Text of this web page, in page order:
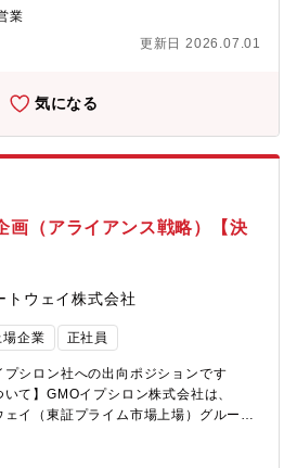
質的に向き合う関係構築型の仕事を求
やりがいを感じていただけるはずで
店舗の調剤薬局に導入されている
んと薬局のより良い関係性を築くプロ
ジャーとして、事業の持続的な成長を
します。今後の事業拡大においては、
ディア・地域事業者などとのアライア
ルの確立が最重要テーマとなります。
代理店制度設計・アロワンスモデル・
ため、「ただの代理店営業」ではな
制度設計を担える責任者候補を募集し
固なパートナー網の構築・活性化を通じ
注最大化■全国各地の有力代理店（医薬
けではアプローチしきれない広大な市場
営業網をテコとして活用■自社の限界を
拓し、トップシェア獲得を実現する
出・受注最大化と、全国規模でのシェ
トする■自社およびパートナー（代理
きる協業スキーム（マージン・インセ
用する■地域で強固な地盤を持つターゲ
業
更新日 2026.07.01
気になる
画（アライアンス戦略）【決
トウェイ株式会社
場企業 正社員
シロン社への出向ポジションです
いて】GMOイプシロン株式会社は、
イ（東証プライム市場上場）グループ
イプシロン(株)の公式サイトはこち